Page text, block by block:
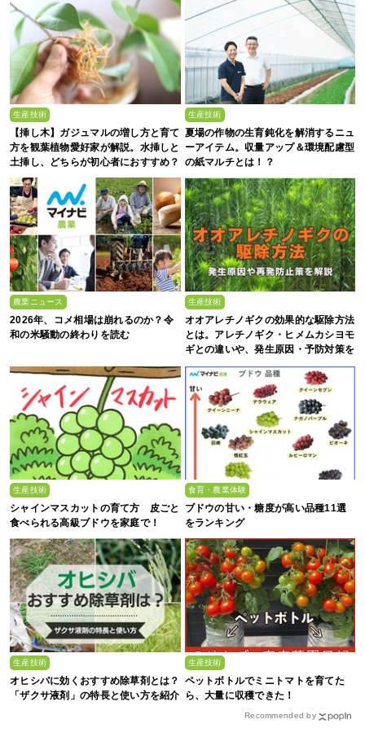
生産技術
【挿し木】ガジュマルの増し方と育て
方を観葉植物愛好家が解説。水挿しと
土挿し、どちらが初心者におすすめ？
生産技術
夏場の作物の生育鈍化を解消するニュ
ーアイテム。収量アップ＆環境配慮型
の紙マルチとは！？
農業ニュース
2026年、コメ相場は崩れるのか？令
和の米騒動の終わりを読む
生産技術
オオアレチノギクの効果的な駆除方法
とは。アレチノギク・ヒメムカシヨモ
ギとの違いや、発生原因・予防対策を
生産技術
シャインマスカットの育て方 皮ごと
食べられる高級ブドウを家庭で！
食育・農業体験
ブドウの甘い・糖度が高い品種11選
をランキング
生産技術
オヒシバに効くおすすめ除草剤とは？
「ザクサ液剤」の特長と使い方を紹介
生産技術
ペットボトルでミニトマトを育てた
ら、大量に収穫できた！
Recommended by